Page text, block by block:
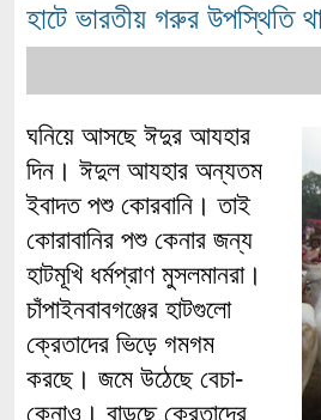
হাটে ভারতীয় গরুর উপস্থিতি
ঘনিয়ে আসছে ঈদুর আযহার
দিন। ঈদুল আযহার অন্যতম
ইবাদত পশু কোরবানি। তাই
কোরাবানির পশু কেনার জন্য
হাটমূখি ধর্মপ্রাণ মুসলমানরা।
চাঁপাইনবাবগঞ্জের হাটগুলো
ক্রেতাদের ভিড়ে গমগম
করছে। জমে উঠেছে বেচা-
কেনাও। বাড়ছে ক্রেতাদের